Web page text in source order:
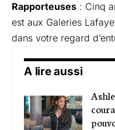
Rapporteuses : Cinq
est aux Galeries
dans votre regard
A lire aussi